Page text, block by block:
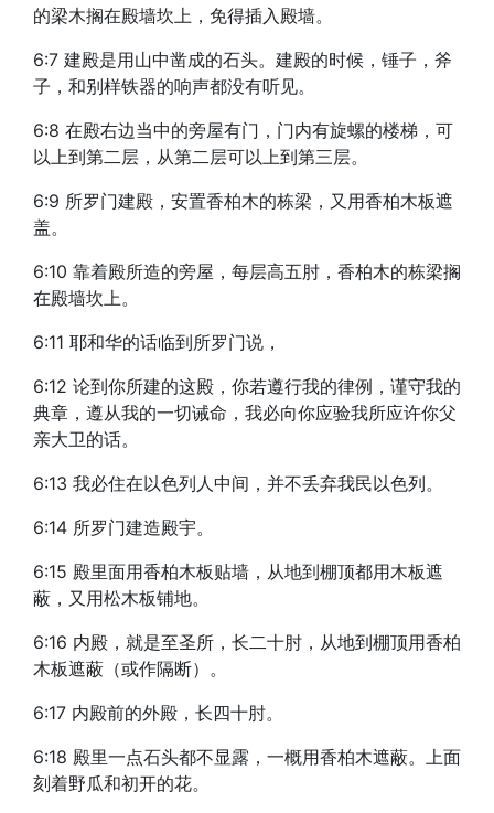
的梁木搁在殿墙坎上，免得插入殿墙。
6:7 建殿是用山中凿成的石头。建殿的时候，锤子，斧
子，和别样铁器的响声都没有听见。
6:8 在殿右边当中的旁屋有门，门内有旋螺的楼梯，可
以上到第二层，从第二层可以上到第三层。
6:9 所罗门建殿，安置香柏木的栋梁，又用香柏木板遮
盖。
6:10 靠着殿所造的旁屋，每层高五肘，香柏木的栋梁搁
在殿墙坎上。
6:11 耶和华的话临到所罗门说，
6:12 论到你所建的这殿，你若遵行我的律例，谨守我的
典章，遵从我的一切诫命，我必向你应验我所应许你父
亲大卫的话。
6:13 我必住在以色列人中间，并不丢弃我民以色列。
6:14 所罗门建造殿宇。
6:15 殿里面用香柏木板贴墙，从地到棚顶都用木板遮
蔽，又用松木板铺地。
6:16 内殿，就是至圣所，长二十肘，从地到棚顶用香柏
木板遮蔽（或作隔断）。
6:17 内殿前的外殿，长四十肘。
6:18 殿里一点石头都不显露，一概用香柏木遮蔽。上面
刻着野瓜和初开的花。